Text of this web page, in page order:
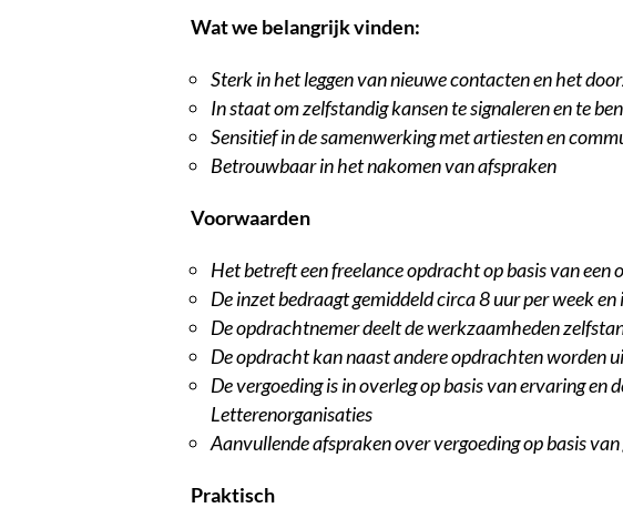
Wat we belangrijk vinden:
Sterk in het leggen van nieuwe contacten en het
In staat om zelfstandig kansen te signaleren en te
Sensitief in de samenwerking met artiesten en
Betrouwbaar in het nakomen van afspraken
Voorwaarden
Het betreft een freelance opdracht op basis van een
De inzet bedraagt gemiddeld circa 8 uur per week
De opdrachtnemer deelt de werkzaamheden
De opdracht kan naast andere opdrachten worden
De vergoeding is in overleg op basis van ervaring
Letterenorganisaties
Aanvullende afspraken over vergoeding op basis
Praktisch